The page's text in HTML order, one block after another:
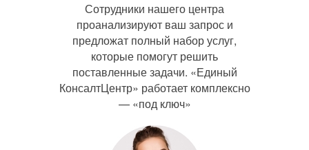
Сотрудники нашего центра
проанализируют ваш запрос и
предложат полный набор услуг,
которые помогут решить
поставленные задачи. «Единый
КонсалтЦентр» работает комплексно
— «под ключ»